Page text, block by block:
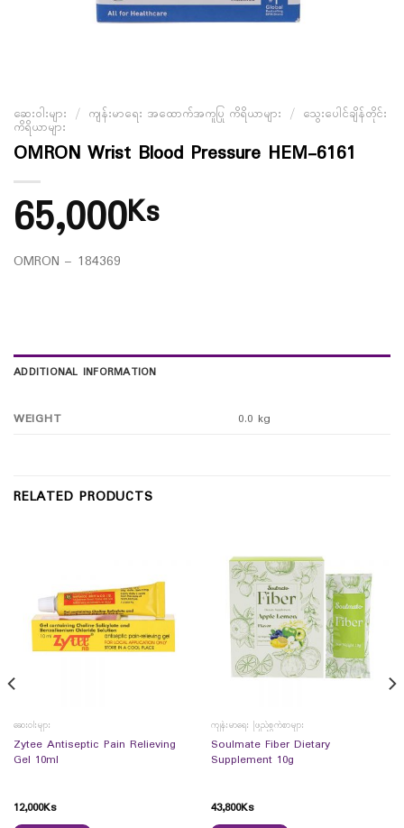
ဆေးဝါးများ / ကျန်းမာရေး အထောက်အကူပြု ကိရိယာများ / သွေးပေါင်ချိန်တိုင်း
ကိရိယာများ
OMRON Wrist Blood Pressure HEM-6161
65,000Ks
OMRON – 184369
ADDITIONAL INFORMATION
WEIGHT 0.0 kg
RELATED PRODUCTS
ဆေးဝါးများ
Zytee Antiseptic Pain Relieving
Gel 10ml
12,000Ks
ကျန်းမာရေး ဖြည့်စွက်စာများ
Soulmate Fiber Dietary
Supplement 10g
43,800Ks